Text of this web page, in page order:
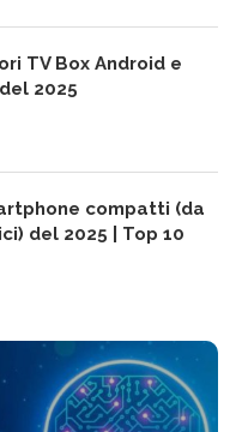
TV Box Android e
2025
compatti (da
del 2025 | Top 10